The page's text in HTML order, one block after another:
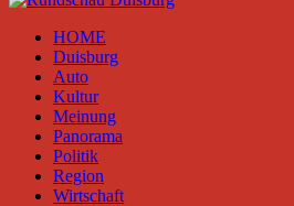
HOME
Duisburg
Auto
Kultur
Meinung
Panorama
Politik
Region
Wirtschaft